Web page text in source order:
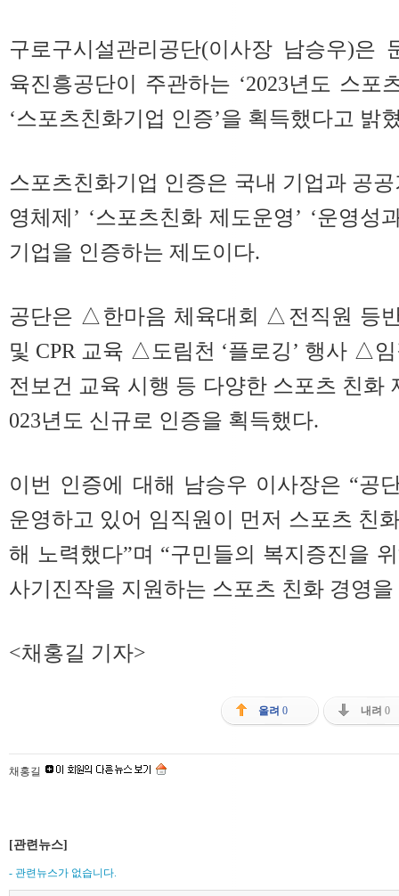
구로구시설관리공단(이사장 남승우)은
육진흥공단이 주관하는 ‘2023년도 스포
‘스포츠친화기업 인증’을 획득했다고 밝
스포츠친화기업 인증은 국내 기업과 공
영체제’ ‘스포츠친화 제도운영’ ‘운영성
기업을 인증하는 제도이다.
공단은 △한마음 체육대회 △전직원 등
및 CPR 교육 △도림천 ‘플로깅’ 행사 △
전보건 교육 시행 등 다양한 스포츠 친화
023년도 신규로 인증을 획득했다.
이번 인증에 대해 남승우 이사장은 “공
운영하고 있어 임직원이 먼저 스포츠 친
해 노력했다”며 “구민들의 복지증진을
사기진작을 지원하는 스포츠 친화 경영
<채홍길 기자>
올려 0 내려 0
채홍길
[관련뉴스]
- 관련뉴스가 없습니다.